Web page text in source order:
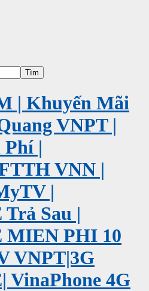
| Khuyến Mãi
VNPT |
|
VNN |
|
Sau |
PHI 10
VNPT|3G
VinaPhone 4G